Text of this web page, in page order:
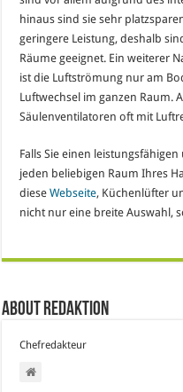
hinaus sind sie sehr
geringere Leistung, deshalb
Räume geeignet. Ein weiterer
ist die Luftströmung nur am
Luftwechsel im ganzen Raum.
Säulenventilatoren oft mit
Falls Sie einen
jeden beliebigen Raum Ihres
dieseWebseite, Küchenlüfter
nicht nur eine breite Auswahl,
About Redaktion
Chefredakteur